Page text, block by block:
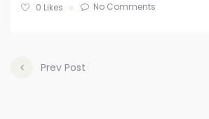
0 Likes No Comments
Prev Post